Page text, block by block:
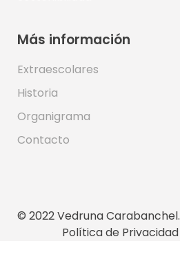
Más información
Extraescolares
Historia
Organigrama
Contacto
© 2022 Vedruna Carabanchel.
Política de Privacidad